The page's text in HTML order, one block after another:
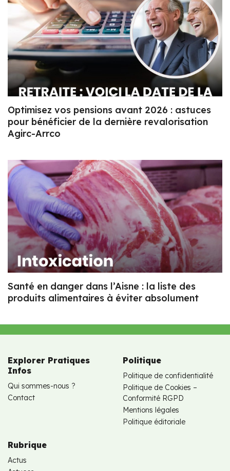
Optimisez vos pensions avant 2026 : astuces
pour bénéficier de la dernière revalorisation
Agirc-Arrco
Santé en danger dans l’Aisne : la liste des
produits alimentaires à éviter absolument
Explorer Pratiques
Infos
Qui sommes-nous ?
Contact
Politique
Politique de confidentialité
Politique de Cookies –
Conformité RGPD
Mentions légales
Politique éditoriale
Rubrique
Actus